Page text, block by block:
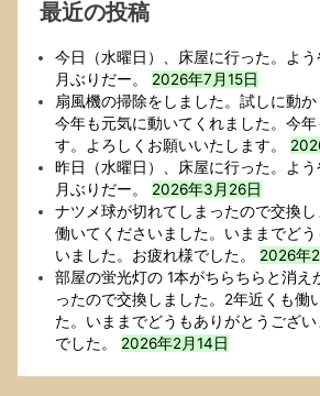
え
ら
い
な
ぁ．
迷
う
こ
と
な
く
人
命
が
最近の投稿
今日（水曜日）、床屋に行った。よ
月ぶりだー。
2026年7月15日
扇風機の掃除をしました。試しに動か
今年も元気に動いてくれました。今年
す。よろしくお願いいたします。
昨日（水曜日）、床屋に行った。よ
月ぶりだー。
2026年3月26日
ナツメ球が切れてしまったので交換
働いてくださいました。いままでど
いました。お疲れ様でした。
2026年
部屋の蛍光灯の 1本がちらちらと消え
ったので交換しました。2年近くも働
た。いままでどうもありがとうござ
でした。
2026年2月14日